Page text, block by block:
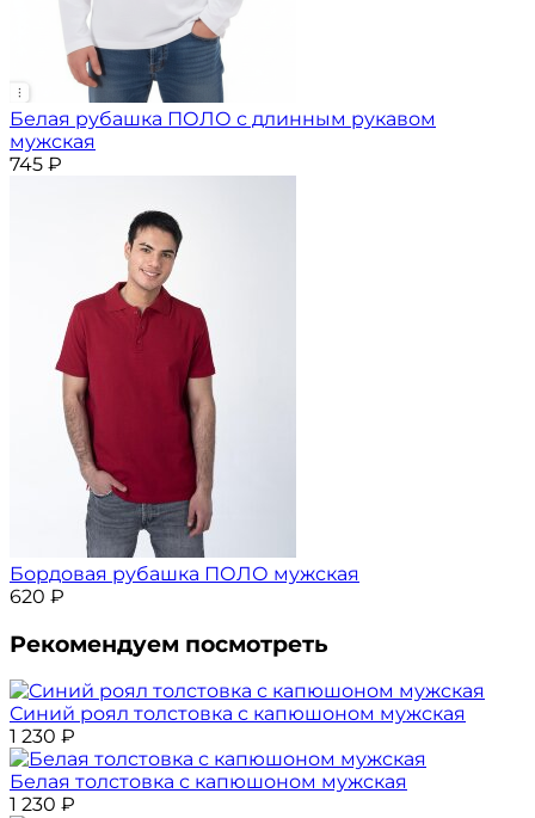
Белая рубашка ПОЛО с длинным рукавом
мужская
745 ₽
Бордовая рубашка ПОЛО мужская
620 ₽
Рекомендуем посмотреть
Синий роял толстовка с капюшоном мужская
1 230 ₽
Белая толстовка с капюшоном мужская
1 230 ₽